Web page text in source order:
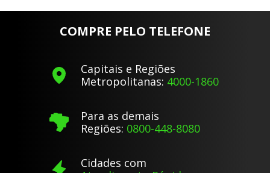
COMPRE PELO TELEFONE
Capitais e Regiões
Metropolitanas: 4000-1860
Para as demais
Regiões: 0800-448-8080
Cidades com